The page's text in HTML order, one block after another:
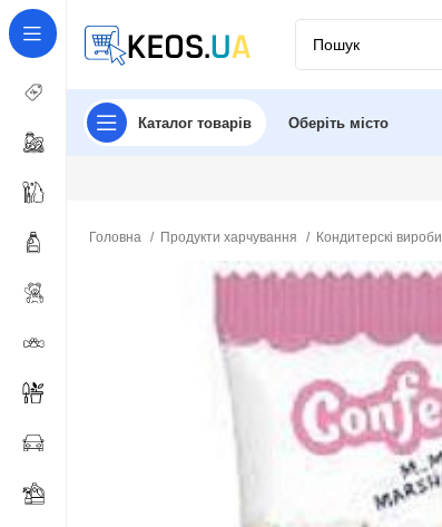
Каталог товарів Оберіть місто
Головна Продукти харчування Кондитерскі вироби